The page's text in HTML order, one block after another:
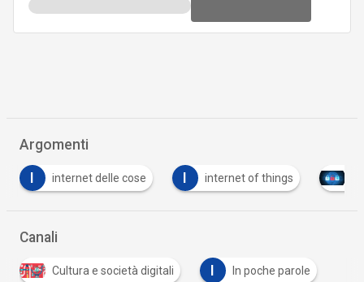
Argomenti
internet delle cose internet of things Tutto
Canali
Cultura e società digitali I In poche parole